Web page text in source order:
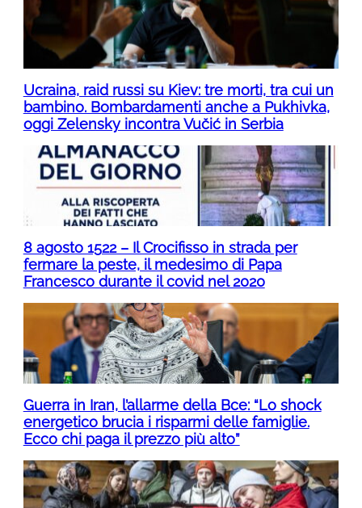
Ucraina, raid russi su Kiev: tre morti, tra cui un
bambino. Bombardamenti anche a Pukhivka,
oggi Zelensky incontra Vučić in Serbia
8 agosto 1522 – Il Crocifisso in strada per
fermare la peste, il medesimo di Papa
Francesco durante il covid nel 2020
Guerra in Iran, l’allarme della Bce: “Lo shock
energetico brucia i risparmi delle famiglie.
Ecco chi paga il prezzo più alto”